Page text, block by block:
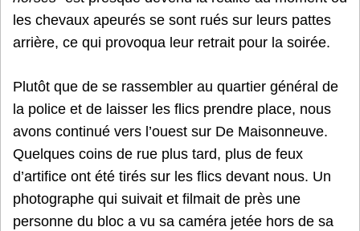
les chevaux apeurés se sont rués sur leurs pattes
arrière, ce qui provoqua leur retrait pour la soirée.
Plutôt que de se rassembler au quartier général de
la police et de laisser les flics prendre place, nous
avons continué vers l’ouest sur De Maisonneuve.
Quelques coins de rue plus tard, plus de feux
d’artifice ont été tirés sur les flics devant nous. Un
photographe qui suivait et filmait de près une
personne du bloc a vu sa caméra jetée hors de sa